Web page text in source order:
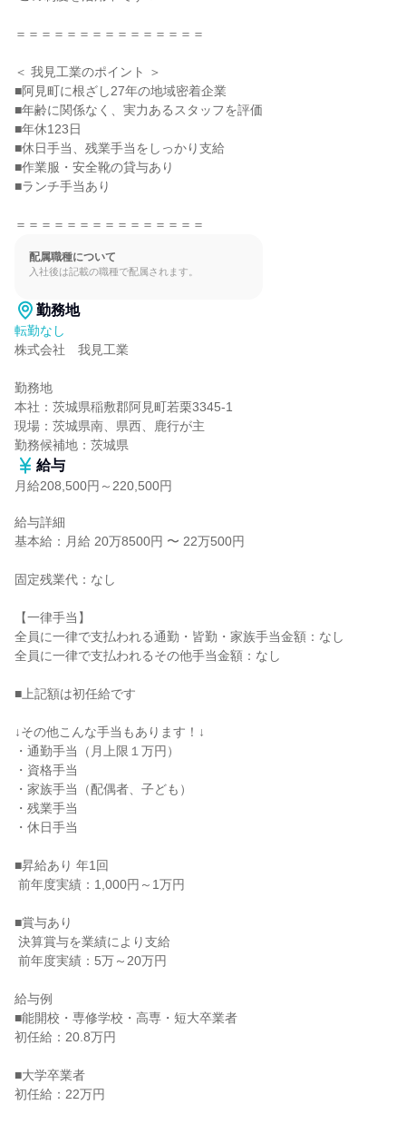
＝＝＝＝＝＝＝＝＝＝＝＝＝＝＝
＜ 我見工業のポイント ＞
■阿見町に根ざし27年の地域密着企業
■年齢に関係なく、実力あるスタッフを評価
■年休123日
■休日手当、残業手当をしっかり支給
■作業服・安全靴の貸与あり
■ランチ手当あり
＝＝＝＝＝＝＝＝＝＝＝＝＝＝＝
配属職種について
入社後は記載の職種で配属されます。
勤務地
転勤なし
株式会社　我見工業
勤務地
本社：茨城県稲敷郡阿見町若栗3345-1
現場：茨城県南、県西、鹿行が主
勤務候補地：茨城県
給与
月給208,500円～220,500円
給与詳細
基本給：月給 20万8500円 〜 22万500円
固定残業代：なし
【一律手当】
全員に一律で支払われる通勤・皆勤・家族手当金額：なし
全員に一律で支払われるその他手当金額：なし
■上記額は初任給です
↓その他こんな手当もあります！↓
・通勤手当（月上限１万円）
・資格手当
・家族手当（配偶者、子ども）
・残業手当
・休日手当
■昇給あり 年1回
■賞与あり
給与例
■能開校・専修学校・高専・短大卒業者
初任給：20.8万円
■大学卒業者
初任給：22万円